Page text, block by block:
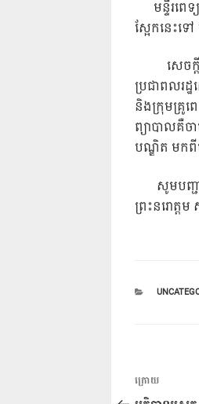
មន្ទីរពេទ្
ស្អែកនេះទៅ
សេចក្តីជូ
ប្រជាពលរដ្
និងក្រុមគ្រូ
ព្យាបាលគឺច
បណ្ឌិត មកពី
សូមបញ្ជា
ព្រះនរោត្ត
ការ​
អត្ថបទ
ក្រោយ